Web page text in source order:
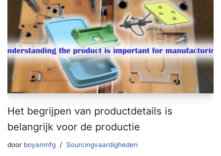
Het begrijpen van productdetails is
belangrijk voor de productie
door boyanmfg Sourcingvaardigheden